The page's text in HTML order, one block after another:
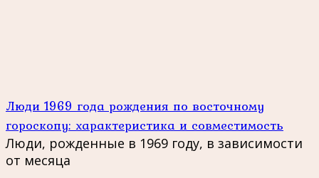
Люди 1969 года рождения по восточному
гороскопу: характеристика и совместимость
Люди, рожденные в 1969 году, в зависимости
от месяца